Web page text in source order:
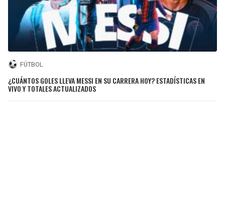
FÚTBOL
¿CUÁNTOS GOLES LLEVA MESSI EN SU CARRERA HOY? ESTADÍSTICAS EN
VIVO Y TOTALES ACTUALIZADOS